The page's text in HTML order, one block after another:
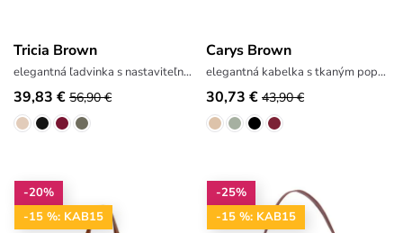
Tricia Brown
elegantná ľadvinka s nastaviteľným popruhom
39,83 € 56,90 €
Carys Brown
elegantná kabelka s tkaným popruhom
30,73 € 43,90 €
-20%
-15 %: KAB15
-25%
-15 %: KAB15